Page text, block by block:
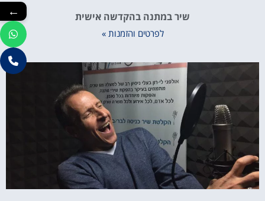
שיר במתנה בהקדשה אישית
לפרטים והזמנות »
←